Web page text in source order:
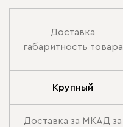
Доставка
габаритность товара
Крупный
Доставка за МКАД за